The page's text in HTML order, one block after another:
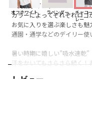
オフホワイト ラベンダー
チャコ
レー
レビュー
■商品ポイント
カラーによってそれぞれロ
お気に入りを選ぶ楽しさも魅
通園・通学などのデイリー
暑い時期に嬉しい”吸水速乾”
汗をかいてもさらさら続く
■素材